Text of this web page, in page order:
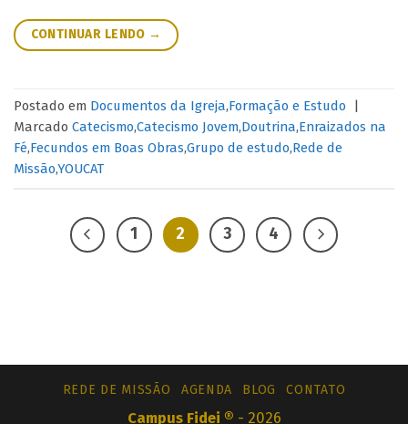
CONTINUAR LENDO →
Postado em Documentos da Igreja,Formação e Estudo
Marcado Catecismo,Catecismo Jovem,Doutrina,Enraizados na
Fé,Fecundos em Boas Obras,Grupo de estudo,Rede de
Missão,YOUCAT
1 2 3 4
REDE DE MISSÃO AGENDA BLOG CONTATO
Campus Fidei ® - 2026